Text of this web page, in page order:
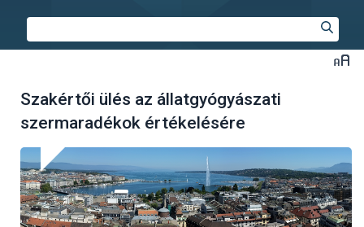
Szakértői ülés az állatgyógyászati
szermaradékok értékelésére